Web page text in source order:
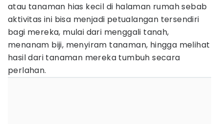
atau tanaman hias kecil di halaman rumah sebab
aktivitas ini bisa menjadi petualangan tersendiri
bagi mereka, mulai dari menggali tanah,
menanam biji, menyiram tanaman, hingga melihat
hasil dari tanaman mereka tumbuh secara
perlahan.